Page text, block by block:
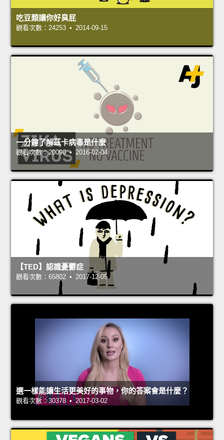
吃豆類讓你好臭屁
觀看次數：24253 • 2014-09-15
一分鐘了解茲卡病毒是什麼
觀看次數：20090 • 2016-02-04
【TED】認識憂鬱症
觀看次數：65802 • 2017-12-05
選一樣能讓生活更美好的事物，你的答案會是什麼？
觀看次數：30378 • 2017-03-02